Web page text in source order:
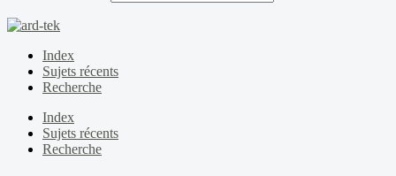
Index
Sujets récents
Recherche
Index
Sujets récents
Recherche